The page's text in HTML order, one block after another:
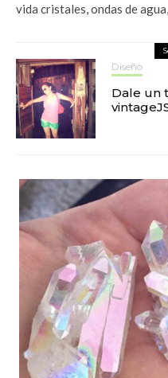
vida cristales, ondas de agua,
Diseño
Dale un